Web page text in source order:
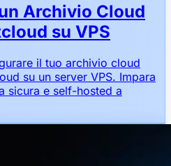
Archivio Cloud
su VPS
il tuo archivio cloud
su un server VPS. Impara
sicura e self-hosted a